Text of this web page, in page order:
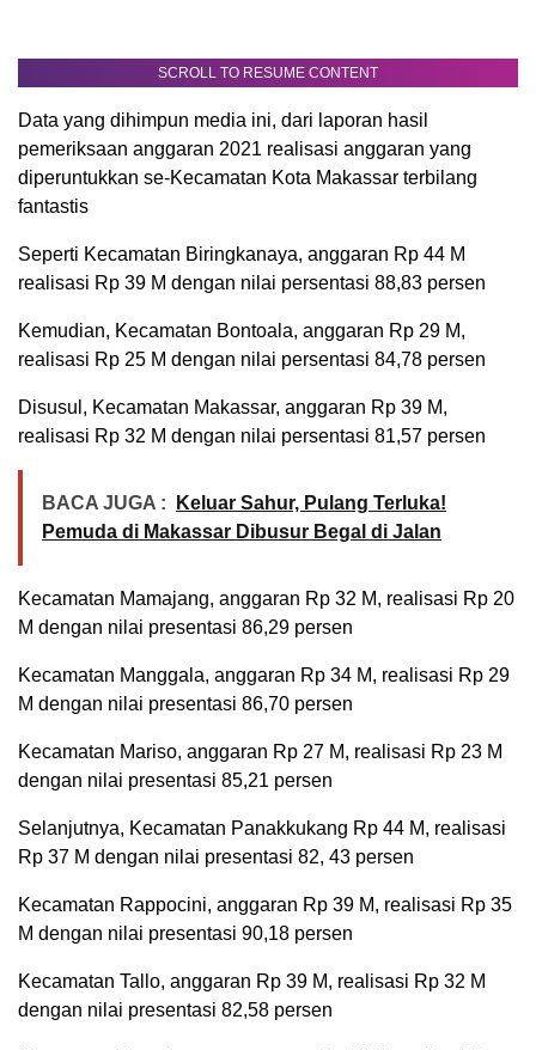
SCROLL TO RESUME CONTENT
Data yang dihimpun media ini, dari laporan hasil
pemeriksaan anggaran 2021 realisasi anggaran yang
diperuntukkan se-Kecamatan Kota Makassar terbilang
fantastis
Seperti Kecamatan Biringkanaya, anggaran Rp 44 M
realisasi Rp 39 M dengan nilai persentasi 88,83 persen
Kemudian, Kecamatan Bontoala, anggaran Rp 29 M,
realisasi Rp 25 M dengan nilai persentasi 84,78 persen
Disusul, Kecamatan Makassar, anggaran Rp 39 M,
realisasi Rp 32 M dengan nilai persentasi 81,57 persen
BACA JUGA :
Keluar Sahur, Pulang Terluka!
Pemuda di Makassar Dibusur Begal di Jalan
Kecamatan Mamajang, anggaran Rp 32 M, realisasi Rp 20
M dengan nilai presentasi 86,29 persen
Kecamatan Manggala, anggaran Rp 34 M, realisasi Rp 29
M dengan nilai presentasi 86,70 persen
Kecamatan Mariso, anggaran Rp 27 M, realisasi Rp 23 M
dengan nilai presentasi 85,21 persen
Selanjutnya, Kecamatan Panakkukang Rp 44 M, realisasi
Rp 37 M dengan nilai presentasi 82, 43 persen
Kecamatan Rappocini, anggaran Rp 39 M, realisasi Rp 35
M dengan nilai presentasi 90,18 persen
Kecamatan Tallo, anggaran Rp 39 M, realisasi Rp 32 M
dengan nilai presentasi 82,58 persen